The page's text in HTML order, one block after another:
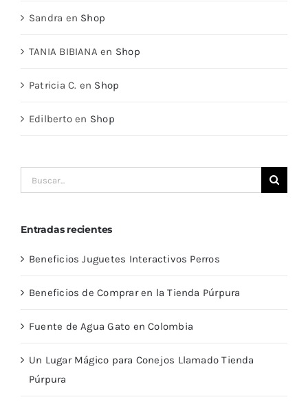
Sandra en Shop
TANIA BIBIANA en Shop
Patricia C. en Shop
Edilberto en Shop
Buscar:
Entradas recientes
Beneficios Juguetes Interactivos Perros
Beneficios de Comprar en la Tienda Púrpura
Fuente de Agua Gato en Colombia
Un Lugar Mágico para Conejos Llamado Tienda
Púrpura